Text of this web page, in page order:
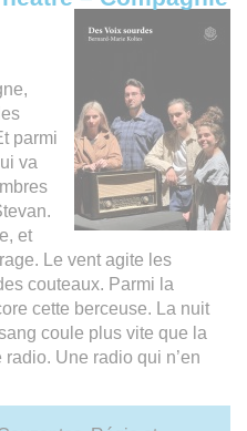
parmi
va
et
Le vent agite les
couteaux. Parmi la
cette berceuse. La nuit
coule plus vite que la
Une radio qui n’en